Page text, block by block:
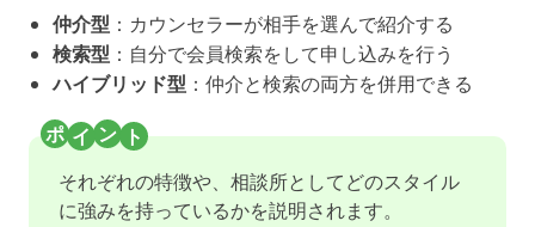
仲介型 ：カウンセラーが相手を選んで紹介する
検索型 ：自分で会員検索をして申し込みを行う
ハイブリッド型 ：仲介と検索の両方を併用できる
それぞれの特徴や、相談所としてどのスタイル
に強みを持っているかを説明されます。